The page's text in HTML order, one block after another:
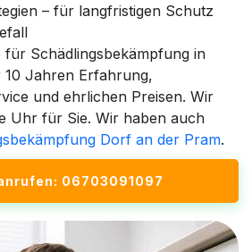
– für langfristigen Schutz
Schädlingsbekämpfung in
10 Jahren Erfahrung,
und ehrlichen Preisen. Wir
Uhr für Sie. Wir haben auch
Dorf an der Pram.
06703091097